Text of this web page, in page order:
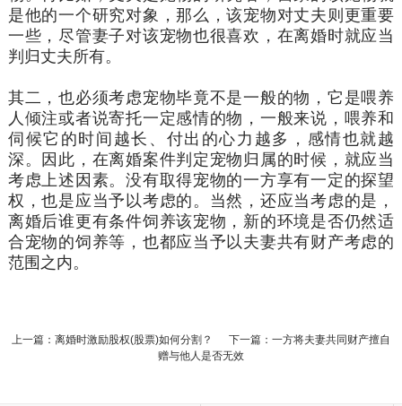
是他的一个研究对象，那么，该宠物对丈夫则更重要
一些，尽管妻子对该宠物也很喜欢，在离婚时就应当
判归丈夫所有。
其二，也必须考虑宠物毕竟不是一般的物，它是喂养
人倾注或者说寄托一定感情的物，一般来说，喂养和
伺候它的时间越长、付出的心力越多，感情也就越
深。因此，在离婚案件判定宠物归属的时候，就应当
考虑上述因素。没有取得宠物的一方享有一定的探望
权，也是应当予以考虑的。当然，还应当考虑的是，
离婚后谁更有条件饲养该宠物，新的环境是否仍然适
合宠物的饲养等，也都应当予以夫妻共有财产考虑的
范围之内。
上一篇：离婚时激励股权(股票)如何分割？
下一篇：一方将夫妻共同财产擅自
赠与他人是否无效